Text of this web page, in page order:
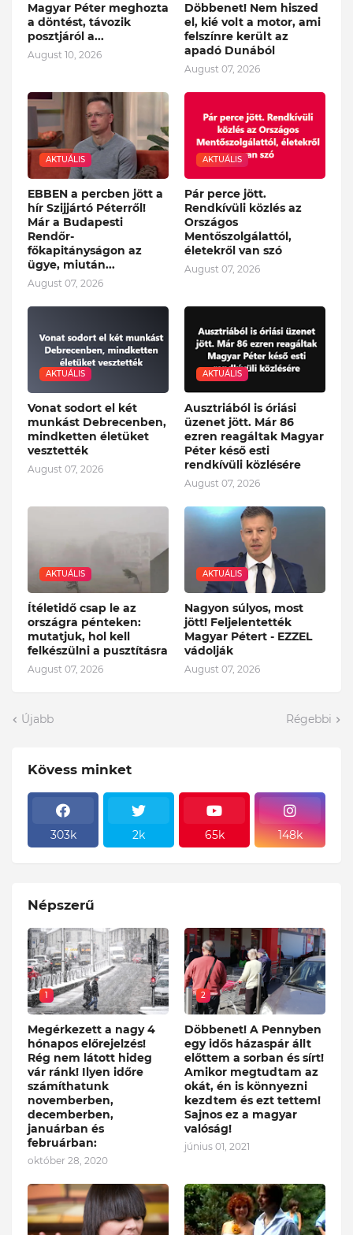
Magyar Péter meghozta
a döntést, távozik
posztjáról a...
August 10, 2026
Döbbenet! Nem hiszed
el, kié volt a motor, ami
felszínre került az
apadó Dunából
August 07, 2026
AKTUÁLIS
EBBEN a percben jött a
hír Szijjártó Péterről!
Már a Budapesti
Rendőr-
főkapitányságon az
ügye, miután...
August 07, 2026
AKTUÁLIS
Pár perce jött.
Rendkívüli közlés az
Országos
Mentőszolgálattól,
életekről van szó
August 07, 2026
AKTUÁLIS
Vonat sodort el két
munkást Debrecenben,
mindketten életüket
vesztették
August 07, 2026
AKTUÁLIS
Ausztriából is óriási
üzenet jött. Már 86
ezren reagáltak Magyar
Péter késő esti
rendkívüli közlésére
August 07, 2026
AKTUÁLIS
Ítéletidő csap le az
országra pénteken:
mutatjuk, hol kell
felkészülni a pusztításra
August 07, 2026
AKTUÁLIS
Nagyon súlyos, most
jött! Feljelentették
Magyar Pétert - EZZEL
vádolják
August 07, 2026
Újabb Régebbi
Kövess minket
303k 2k 65k 148k
Népszerű
1
Megérkezett a nagy 4
hónapos előrejelzés!
Rég nem látott hideg
vár ránk! Ilyen időre
számíthatunk
novemberben,
decemberben,
januárban és
februárban:
október 28, 2020
2
Döbbenet! A Pennyben
egy idős házaspár állt
előttem a sorban és sírt!
Amikor megtudtam az
okát, én is könnyezni
kezdtem és ezt tettem!
Sajnos ez a magyar
valóság!
június 01, 2021